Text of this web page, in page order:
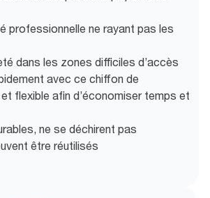
professionnelle ne rayant pas les
dans les zones difficiles d’accès
avec ce chiffon de
flexible afin d’économiser temps et
ne se déchirent pas
être réutilisés